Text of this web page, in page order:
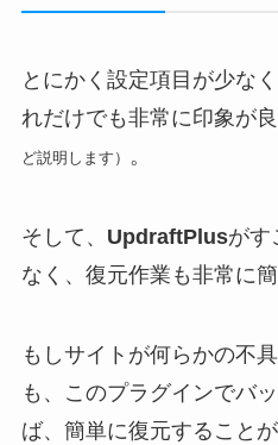
とにかく設定項目が少な
れだけでも非常に印象が
ど説明します） 。
そして、 UpdraftPlusがす
なく、復元作業も非常に
もしサイトが何らかの不
も、このプラグインでバ
ば、簡単に復元することが